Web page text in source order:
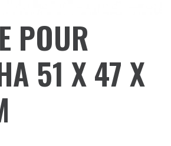
POUR
51 X 47 X